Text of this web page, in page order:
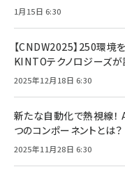
1月15日 6:30
【CNDW2025】250環境
KINTOテクノロジーズ
2025年12月18日 6:30
新たな自動化で熱視線！
つのコンポーネントとは？
2025年11月28日 6:30